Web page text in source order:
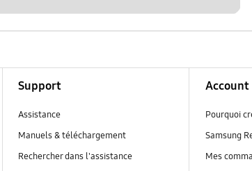
Support
Assistance
Manuels & téléchargement
Rechercher dans l'assistance
Account
Pourquoi
Samsung
Mes